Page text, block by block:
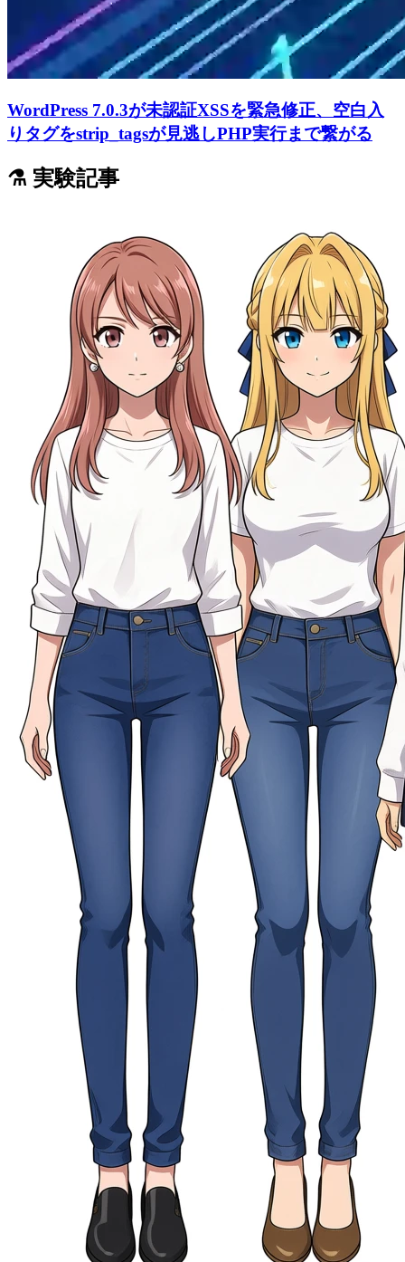
WordPress 7.0.3が未認証XSSを緊急修正、空白入
りタグをstrip_tagsが見逃しPHP実行まで繋がる
⚗️ 実験記事